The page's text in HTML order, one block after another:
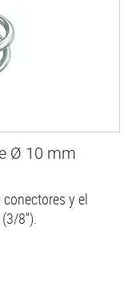
Ø 10 mm
y el
8'').